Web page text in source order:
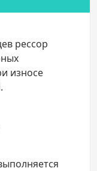
рессор
износе